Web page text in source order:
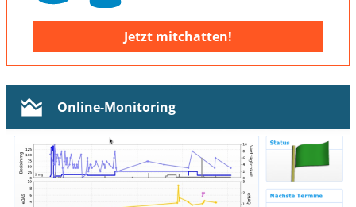
Jetzt mitchatten!
Online-Monitoring